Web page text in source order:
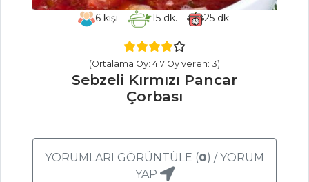
Masterchef Tüm
ET YEMEKLERI
SOĞANLI VE
6 kişi 15dk. 25dk.
(Ortalama Oy: 4.7 Oy veren: 3)
Sebzeli Kırmızı Pancar
Çorbası
YORUMLARI GÖRÜNTÜLE (0) / YORUM
YAP